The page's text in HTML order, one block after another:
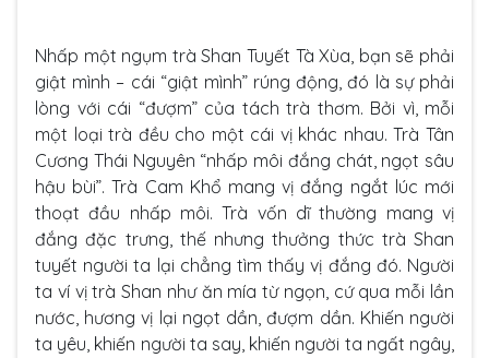
Nhấp một ngụm trà Shan Tuyết Tà Xùa, bạn sẽ phải
giật mình – cái “giật mình” rúng động, đó là sự phải
lòng với cái “đượm” của tách trà thơm. Bởi vì, mỗi
một loại trà đều cho một cái vị khác nhau. Trà Tân
Cương Thái Nguyên “nhấp môi đắng chát, ngọt sâu
hậu bùi”. Trà Cam Khổ mang vị đắng ngắt lúc mới
thoạt đầu nhấp môi. Trà vốn dĩ thường mang vị
đắng đặc trưng, thế nhưng thưởng thức trà Shan
tuyết người ta lại chẳng tìm thấy vị đắng đó. Người
ta ví vị trà Shan như ăn mía từ ngọn, cứ qua mỗi lần
nước, hương vị lại ngọt dần, đượm dần. Khiến người
ta yêu, khiến người ta say, khiến người ta ngất ngây,